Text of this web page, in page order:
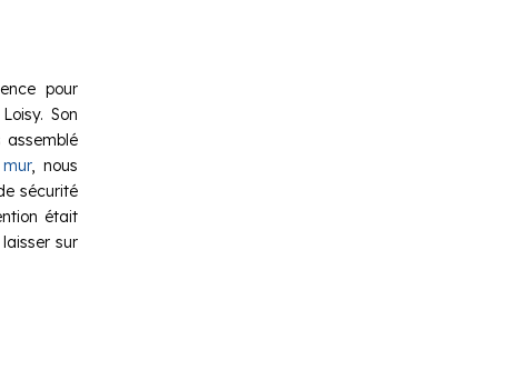
pour
Son
assemblé
, nous
sécurité
était
sur